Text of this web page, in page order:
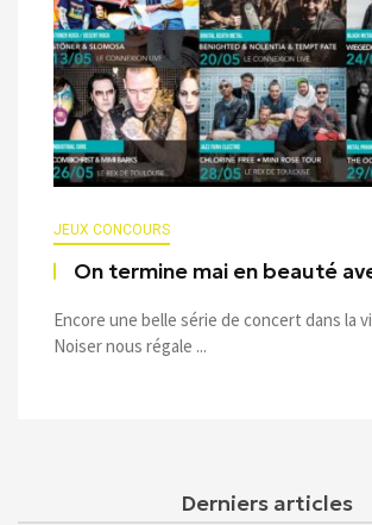
JEUX CONCOURS
On termine mai en beauté
Encore une belle série de concert dans la
Noiser nous régale ...
Derniers articles